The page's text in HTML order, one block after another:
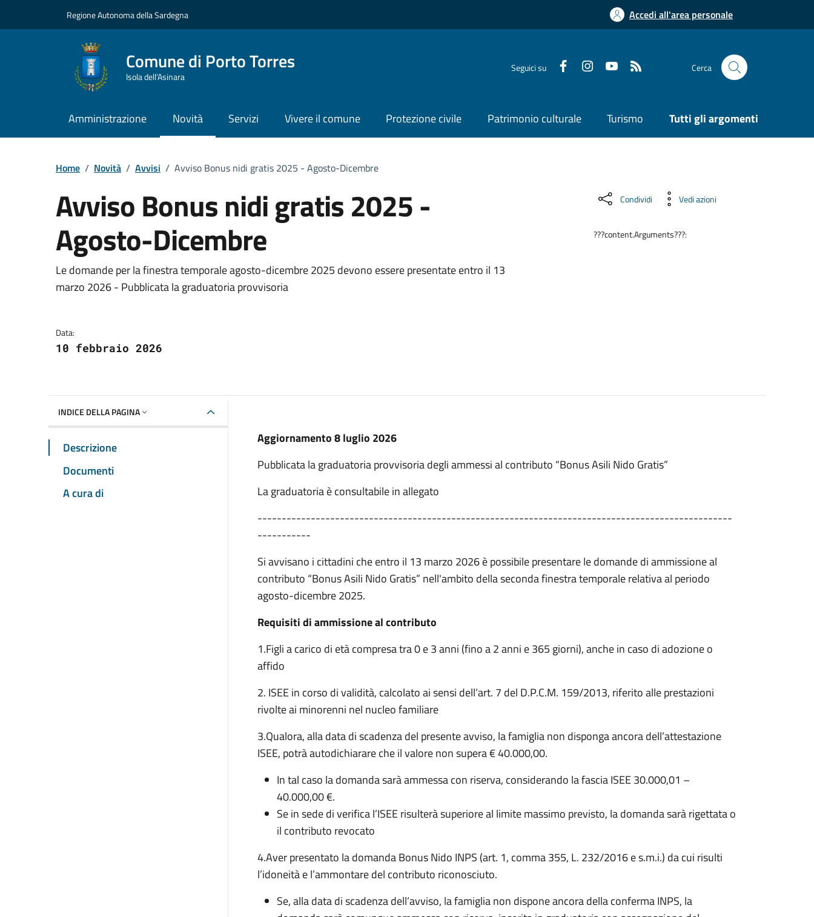
Regione Autonoma della Sardegna Accedi all'area personale
Comune di Porto Torres
Isola dell’Asinara
Seguici su Cerca
Amministrazione Novità Servizi Vivere il comune Protezione civile Patrimonio culturale Turismo Tutti gli argomenti
Home / Novità / Avvisi / Avviso Bonus nidi gratis 2025 - Agosto-Dicembre
Avviso Bonus nidi gratis 2025 -
Agosto-Dicembre
Dettagli della notizia
Le domande per la finestra temporale agosto-dicembre 2025 devono essere presentate entro il 13
marzo 2026 - Pubblicata la graduatoria provvisoria
Data:
10 febbraio 2026
Condividi Vedi azioni
???content.Arguments???:
INDICE DELLA PAGINA
Descrizione
Documenti
A cura di
Aggiornamento 8 luglio 2026
Pubblicata la graduatoria provvisoria degli ammessi al contributo “Bonus Asili Nido Gratis”
La graduatoria è consultabile in allegato
--------------------------------------------------------------------------------------------------
-----------
Si avvisano i cittadini che entro il 13 marzo 2026 è possibile presentare le domande di ammissione al
contributo “Bonus Asili Nido Gratis” nell'ambito della seconda finestra temporale relativa al periodo
agosto-dicembre 2025.
Requisiti di ammissione al contributo
1.Figli a carico di età compresa tra 0 e 3 anni (fino a 2 anni e 365 giorni), anche in caso di adozione o
affido
2. ISEE in corso di validità, calcolato ai sensi dell’art. 7 del D.P.C.M. 159/2013, riferito alle prestazioni
rivolte ai minorenni nel nucleo familiare
3.Qualora, alla data di scadenza del presente avviso, la famiglia non disponga ancora dell’attestazione
ISEE, potrà autodichiarare che il valore non supera € 40.000,00.
In tal caso la domanda sarà ammessa con riserva, considerando la fascia ISEE 30.000,01 –
40.000,00 €.
Se in sede di verifica l’ISEE risulterà superiore al limite massimo previsto, la domanda sarà rigettata o
il contributo revocato
4.Aver presentato la domanda Bonus Nido INPS (art. 1, comma 355, L. 232/2016 e s.m.i.) da cui risulti
l’idoneità e l’ammontare del contributo riconosciuto.
Se, alla data di scadenza dell’avviso, la famiglia non dispone ancora della conferma INPS, la